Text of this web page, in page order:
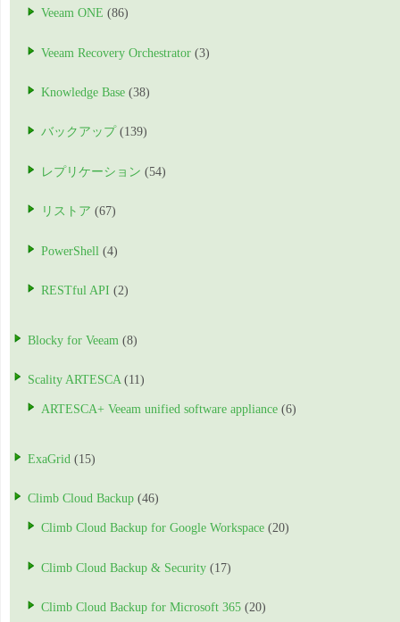
Veeam ONE (86)
Veeam Recovery Orchestrator (3)
Knowledge Base (38)
バックアップ (139)
レプリケーション (54)
リストア (67)
PowerShell (4)
RESTful API (2)
Blocky for Veeam (8)
Scality ARTESCA (11)
ARTESCA+ Veeam unified software appliance (6)
ExaGrid (15)
Climb Cloud Backup (46)
Climb Cloud Backup for Google Workspace (20)
Climb Cloud Backup & Security (17)
Climb Cloud Backup for Microsoft 365 (20)